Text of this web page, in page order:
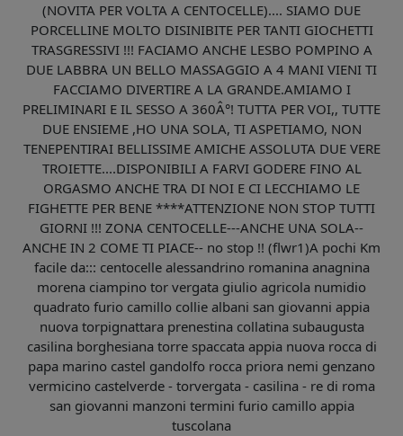
(NOVITA PER VOLTA A CENTOCELLE).... SIAMO DUE
PORCELLINE MOLTO DISINIBITE PER TANTI GIOCHETTI
TRASGRESSIVI !!! FACIAMO ANCHE LESBO POMPINO A
DUE LABBRA UN BELLO MASSAGGIO A 4 MANI VIENI TI
FACCIAMO DIVERTIRE A LA GRANDE.AMIAMO I
PRELIMINARI E IL SESSO A 360Â°! TUTTA PER VOI,, TUTTE
DUE ENSIEME ,HO UNA SOLA, TI ASPETIAMO, NON
TENEPENTIRAI BELLISSIME AMICHE ASSOLUTA DUE VERE
TROIETTE....DISPONIBILI A FARVI GODERE FINO AL
ORGASMO ANCHE TRA DI NOI E CI LECCHIAMO LE
FIGHETTE PER BENE ****ATTENZIONE NON STOP TUTTI
GIORNI !!! ZONA CENTOCELLE---ANCHE UNA SOLA--
ANCHE IN 2 COME TI PIACE-- no stop !! (flwr1)A pochi Km
facile da::: centocelle alessandrino romanina anagnina
morena ciampino tor vergata giulio agricola numidio
quadrato furio camillo collie albani san giovanni appia
nuova torpignattara prenestina collatina subaugusta
casilina borghesiana torre spaccata appia nuova rocca di
papa marino castel gandolfo rocca priora nemi genzano
vermicino castelverde - torvergata - casilina - re di roma
san giovanni manzoni termini furio camillo appia
tuscolana